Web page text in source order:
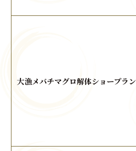
大漁メバチマグロ解体ショープラン